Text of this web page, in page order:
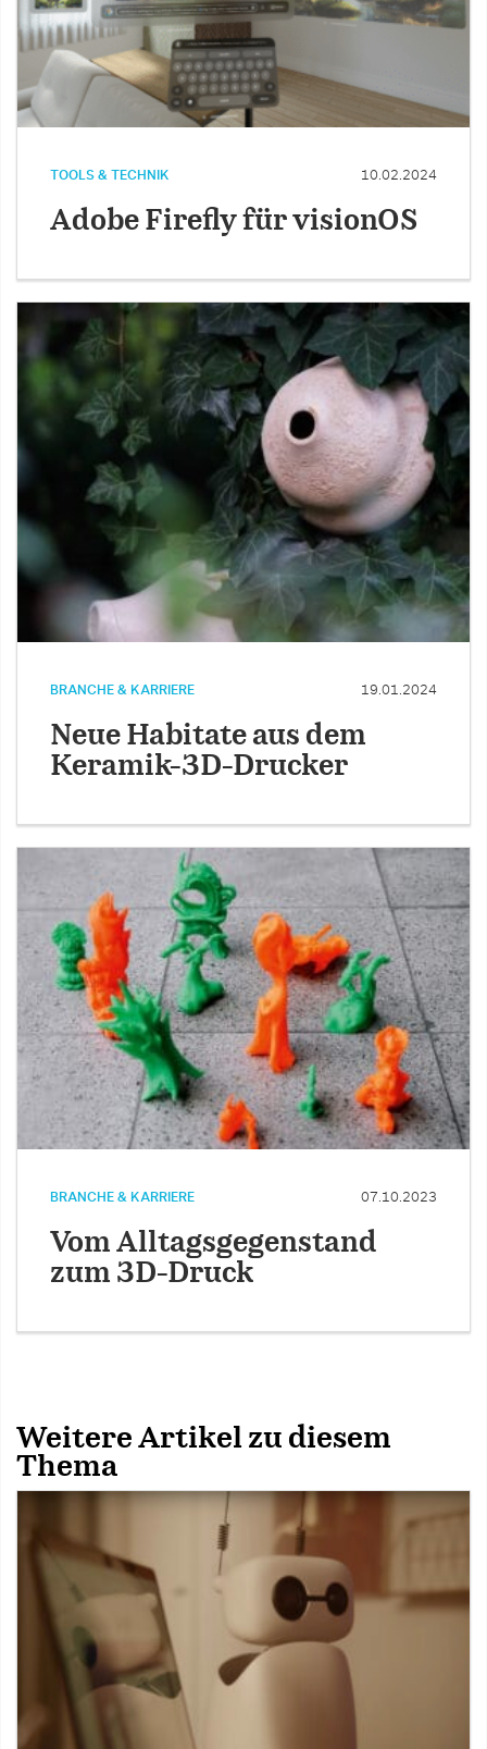
TOOLS & TECHNIK 10.02.2024
Adobe Firefly für visionOS
BRANCHE & KARRIERE 19.01.2024
Neue Habitate aus dem
Keramik-3D-Drucker
BRANCHE & KARRIERE 07.10.2023
Vom Alltagsgegenstand
zum 3D-Druck
Weitere Artikel zu diesem
Thema